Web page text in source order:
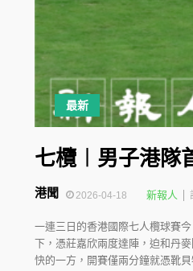
最新
七欖︱男子港
2026-04-18
港聞 新報人
一連三日的香港國際七人欖球賽
下，憑莊嘉欣兩度達陣，迫和丹
快的一方，開賽僅兩分鐘就憑靴